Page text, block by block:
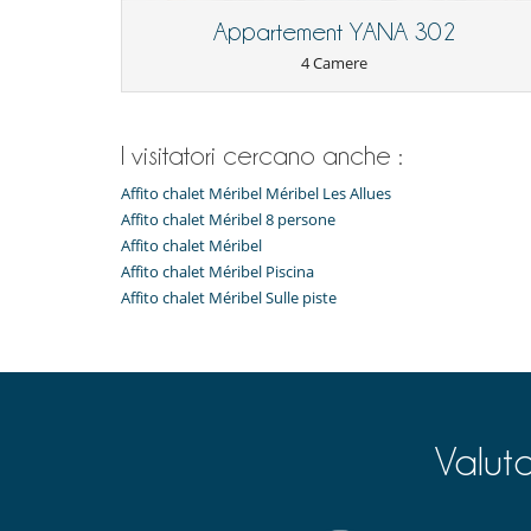
Letto per bebè
Attrezzature, eventi
All'esterno
Terrazza(e)
Divertimenti ed attività sportive
Accesso internet (wifi)
doccia emozionale
La casa non dispone di piscina
Music speaker
Appartement YANA 302
4 Camere
I visitatori cercano anche :
Affito chalet Méribel Méribel Les Allues
Affito chalet Méribel 8 persone
Affito chalet Méribel
Affito chalet Méribel Piscina
Affito chalet Méribel Sulle piste